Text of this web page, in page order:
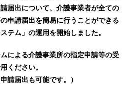
届出について、介護事業者が全ての
申請届出を簡易に行うことができる
テム」の運用を開始しました。
による介護事業所の指定申請等の受
ください。
請届出も可能です。）